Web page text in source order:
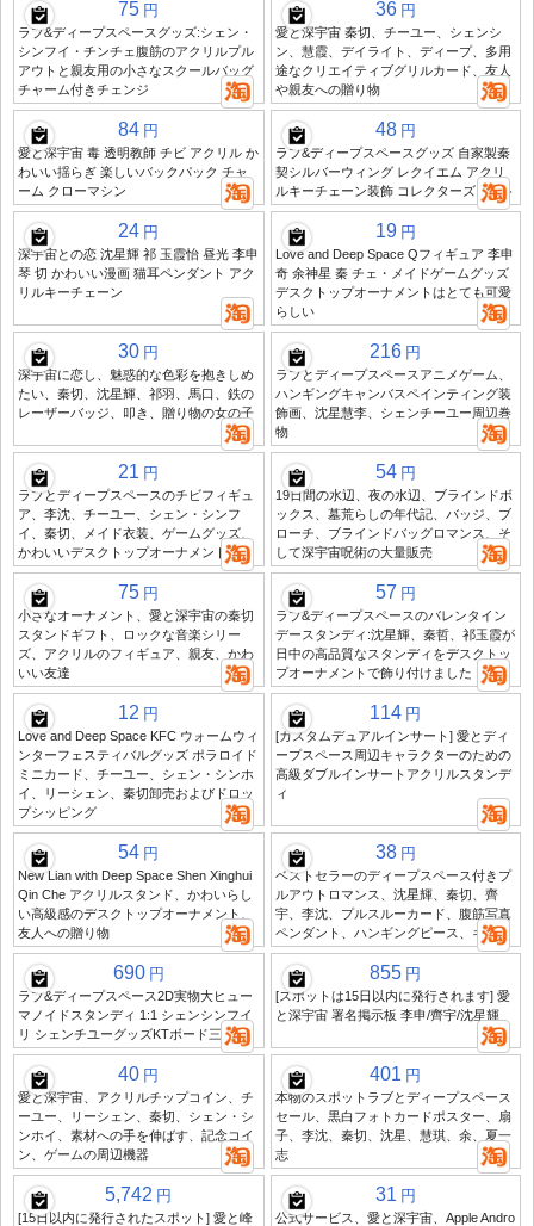
75 円
ラブ&ディープスペースグッズ:シェン・
シンフイ・チンチェ腹筋のアクリルプル
アウトと親友用の小さなスクールバッグ
チャーム付きチェンジ
36 円
愛と深宇宙 秦切、チーユー、シェンシ
ン、慧霞、デイライト、ディープ、多用
途なクリエイティブグリルカード、友人
や親友への贈り物
84 円
愛と深宇宙 毒 透明教師 チビ アクリル か
わいい揺らぎ 楽しいバックパック チャ
ーム クローマシン
48 円
ラブ&ディープスペースグッズ 自家製秦
契シルバーウィング レクイエム アクリ
ルキーチェーン装飾 コレクターズギフト
24 円
深宇宙との恋 沈星輝 祁 玉霞怡 昼光 李申
琴 切 かわいい漫画 猫耳ペンダント アク
リルキーチェーン
19 円
Love and Deep Space Qフィギュア 李申
奇 余神星 秦 チェ・メイドゲームグッズ
デスクトップオーナメントはとても可愛
らしい
30 円
深宇宙に恋し、魅惑的な色彩を抱きしめ
たい、秦切、沈星輝、祁羽、馬口、鉄の
レーザーバッジ、叩き、贈り物の女の子
216 円
ラブとディープスペースアニメゲーム、
ハンギングキャンバスペインティング装
飾画、沈星慧李、シェンチーユー周辺巻
物
21 円
ラブとディープスペースのチビフィギュ
ア、李沈、チーユー、シェン・シンフ
イ、秦切、メイド衣装、ゲームグッズ、
かわいいデスクトップオーナメント
54 円
19日間の水辺、夜の水辺、ブラインドボ
ックス、墓荒らしの年代記、バッジ、ブ
ローチ、ブラインドバッグロマンス、そ
して深宇宙呪術の大量販売
75 円
小さなオーナメント、愛と深宇宙の秦切
スタンドギフト、ロックな音楽シリー
ズ、アクリルのフィギュア、親友、かわ
いい友達
57 円
ラブ&ディープスペースのバレンタイン
デースタンディ:沈星輝、秦哲、祁玉霞が
日中の高品質なスタンディをデスクトッ
プオーナメントで飾り付けました
12 円
Love and Deep Space KFC ウォームウィ
ンターフェスティバルグッズ ポラロイド
ミニカード、チーユー、シェン・シンホ
イ、リーシェン、秦切卸売およびドロッ
プシッピング
114 円
[カスタムデュアルインサート] 愛とディ
ープスペース周辺キャラクターのための
高級ダブルインサートアクリルスタンデ
ィ
54 円
New Lian with Deep Space Shen Xinghui
Qin Che アクリルスタンド、かわいらし
い高級感のデスクトップオーナメント、
友人への贈り物
38 円
ベストセラーのディープスペース付きプ
ルアウトロマンス、沈星輝、秦切、齊
宇、李沈、プルスルーカード、腹筋写真
ペンダント、ハンギングピース、ギフト
690 円
ラブ&ディープスペース2D実物大ヒュー
マノイドスタンディ 1:1 シェンシンフイ
リ シェンチユーグッズKTボード三倍
855 円
[スポットは15日以内に発行されます] 愛
と深宇宙 署名掲示板 李申/齊宇/沈星輝
40 円
愛と深宇宙、アクリルチップコイン、チ
ーユー、リーシェン、秦切、シェン・シ
ンホイ、素材への手を伸ばす、記念コイ
ン、ゲームの周辺機器
401 円
本物のスポットラブとディープスペース
セール、黒白フォトカードポスター、扇
子、李沈、秦切、沈星、慧琪、余、夏一
志
5,742 円
[15日以内に発行されたスポット] 愛と峰
31 円
公式サービス、愛と深宇宙、Apple Andro